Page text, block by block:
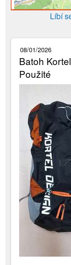
Líbí
08/01/2026
Batoh
Použité